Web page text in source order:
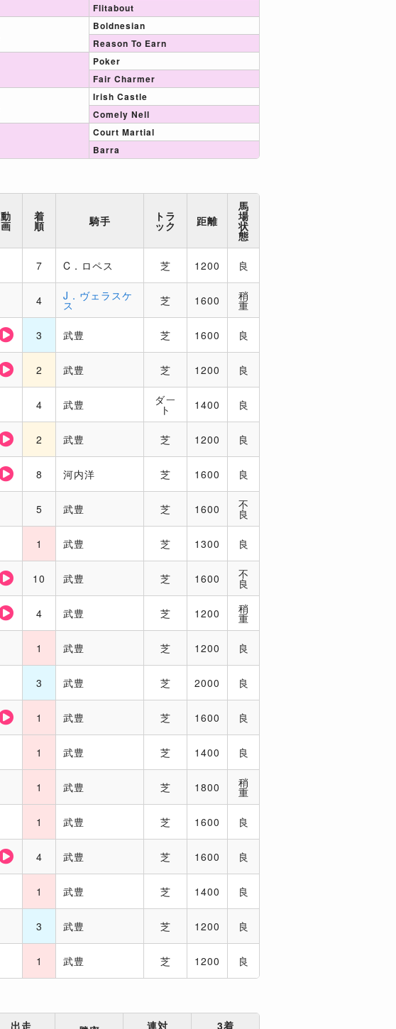
Flitabout
Boldnesian
Reason To Earn
Poker
Fair Charmer
Irish Castle
Comely Nell
Court Martial
Barra
動
画
着
順 騎手 トラ
ック 距離
馬
場
状
態
7 C．ロペス 芝 1200 良
4 J．ヴェラスケ
ス 芝 1600 稍
重
3 武豊 芝 1600 良
2 武豊 芝 1200 良
4 武豊 ダー
ト 1400 良
2 武豊 芝 1200 良
8 河内洋 芝 1600 良
5 武豊 芝 1600 不
良
1 武豊 芝 1300 良
10 武豊 芝 1600 不
良
4 武豊 芝 1200 稍
重
1 武豊 芝 1200 良
3 武豊 芝 2000 良
1 武豊 芝 1600 良
1 武豊 芝 1400 良
1 武豊 芝 1800 稍
重
1 武豊 芝 1600 良
4 武豊 芝 1600 良
1 武豊 芝 1400 良
3 武豊 芝 1200 良
1 武豊 芝 1200 良
出走 連対 3着